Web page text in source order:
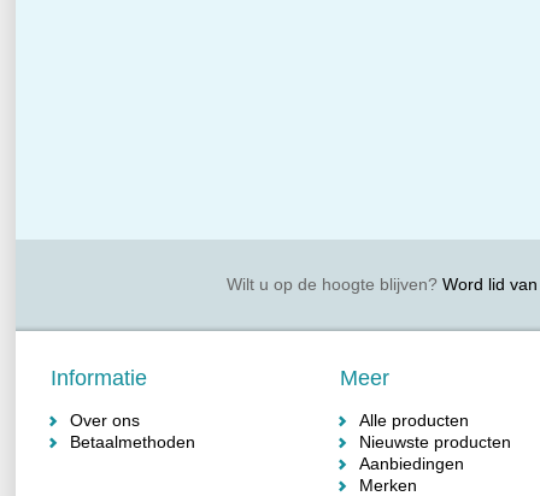
Wilt u op de hoogte blijven?Word lid van
Informatie
Over ons
Betaalmethoden
Meer
Alle producten
Nieuwste producten
Aanbiedingen
Merken